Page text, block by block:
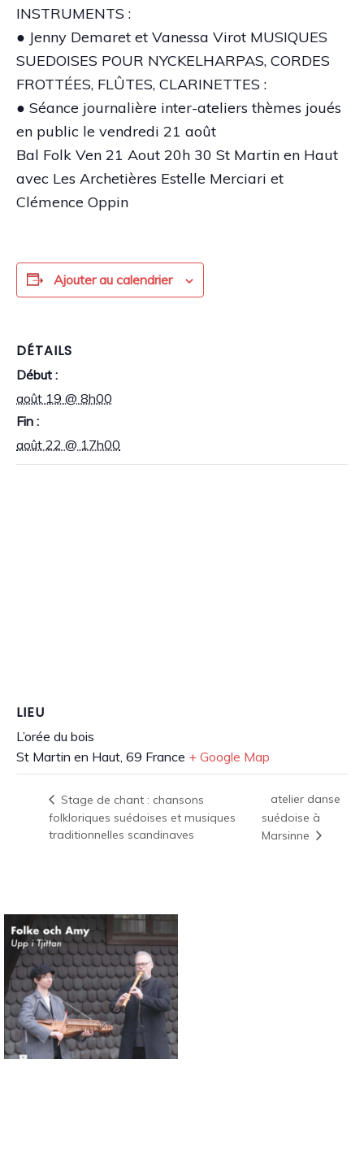
INSTRUMENTS :
● Jenny Demaret et Vanessa Virot MUSIQUES
SUEDOISES POUR NYCKELHARPAS, CORDES
FROTTÉES, FLÛTES, CLARINETTES :
● Séance journalière inter-ateliers thèmes joués
en public le vendredi 21 août
Bal Folk Ven 21 Aout 20h 30 St Martin en Haut
avec Les Archetières Estelle Merciari et
Clémence Oppin
Ajouter au calendrier
DÉTAILS
Début :
août 19 @ 8h00
Fin :
août 22 @ 17h00
LIEU
L’orée du bois
St Martin en Haut 69 France + Google Map
Stage de chant : chansons
folkloriques suédoises et musiques
traditionnelles scandinaves
atelier danse
suédoise à
Marsinne